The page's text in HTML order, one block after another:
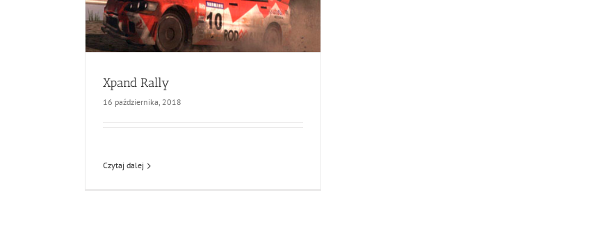
Xpand Rally
16 października, 2018
Czytaj dalej